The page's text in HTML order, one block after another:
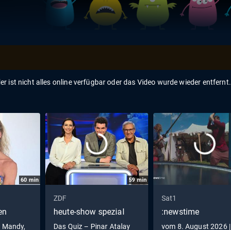
ist nicht alles online verfügbar oder das Video wurde wieder entfernt.
60 min
Mandy,
59 min
ZDF
heute-show spezial
Das Quiz – Pinar Atalay
Sat1
:newstime
vom 8. August 2026 |